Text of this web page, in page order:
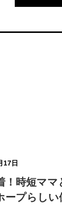
17日
！時短ママ
ープらしい